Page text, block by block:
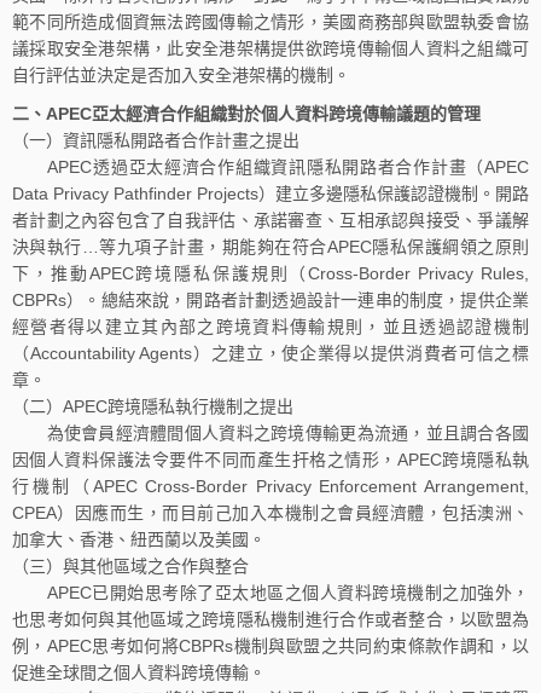
範不同所造成個資無法跨國傳輸之情形，美國商務部與歐盟執委會協
議採取安全港架構，此安全港架構提供欲跨境傳輸個人資料之組織可
自行評估並決定是否加入安全港架構的機制。
二、APEC亞太經濟合作組織對於個人資料跨境傳輸議題的管理
（一）資訊隱私開路者合作計畫之提出
APEC透過亞太經濟合作組織資訊隱私開路者合作計畫（APEC
Data Privacy Pathfinder Projects）建立多邊隱私保護認證機制。開路
者計劃之內容包含了自我評估、承諾審查、互相承認與接受、爭議解
決與執行…等九項子計畫，期能夠在符合APEC隱私保護綱領之原則
下，推動APEC跨境隱私保護規則（Cross-Border Privacy Rules,
CBPRs）。總結來說，開路者計劃透過設計一連串的制度，提供企業
經營者得以建立其內部之跨境資料傳輸規則，並且透過認證機制
（Accountability Agents）之建立，使企業得以提供消費者可信之標
章。
（二）APEC跨境隱私執行機制之提出
為使會員經濟體間個人資料之跨境傳輸更為流通，並且調合各國
因個人資料保護法令要件不同而產生扞格之情形，APEC跨境隱私執
行機制（APEC Cross-Border Privacy Enforcement Arrangement,
CPEA）因應而生，而目前己加入本機制之會員經濟體，包括澳洲、
加拿大、香港、紐西蘭以及美國。
（三）與其他區域之合作與整合
APEC已開始思考除了亞太地區之個人資料跨境機制之加強外，
也思考如何與其他區域之跨境隱私機制進行合作或者整合，以歐盟為
例，APEC思考如何將CBPRs機制與歐盟之共同約束條款作調和，以
促進全球間之個人資料跨境傳輸。